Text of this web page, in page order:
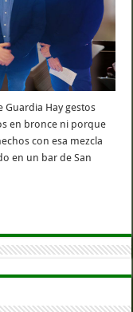
Guardia Hay gestos
en bronce ni porque
con esa mezcla
en un bar de San